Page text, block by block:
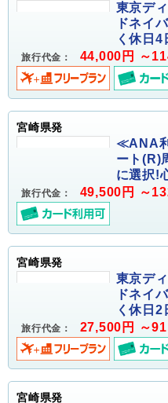
東京デ
ドネイ
く休日
旅行代金： 44,000円 ～
宮崎県発
≪ANA
ート(R)
に選択!
旅行代金： 49,500円 ～
宮崎県発
東京デ
ドネイ
く休日
旅行代金： 27,500円 ～
宮崎県発